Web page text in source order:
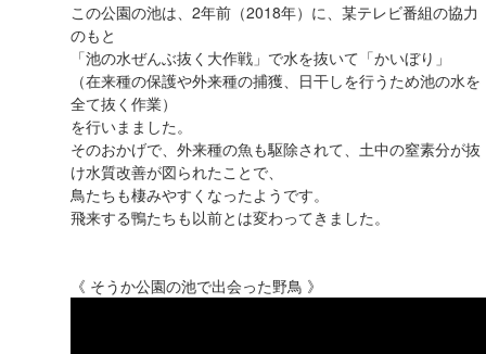
この公園の池は、2年前（2018年）に、某テレビ番組の協力
のもと
「池の水ぜんぶ抜く大作戦」で水を抜いて「かいぼり」
（在来種の保護や外来種の捕獲、日干しを行うため池の水を
全て抜く作業）
を行いまました。
そのおかげで、外来種の魚も駆除されて、土中の窒素分が抜
け水質改善が図られたことで、
鳥たちも棲みやすくなったようです。
飛来する鴨たちも以前とは変わってきました。
《 そうか公園の池で出会った野鳥 》